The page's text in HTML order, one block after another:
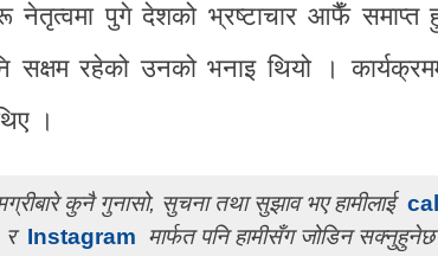
नेतृत्वमा पुगे देशको भ्रष्टाचार आफैँ
सक्षम रहेको उनको भनाइ थियो ।
।
कुनै गुनासो, सुचना तथा सुझाव भए हामीलाई
र Instagram मार्फत पनि हामीसँग जोडिन